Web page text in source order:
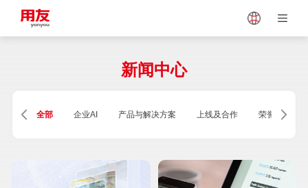
Vietnam
Singapore Malaysia
Thailand
新闻中心
全部 企业AI 产品与解决方案 上线及合作 荣誉及资质